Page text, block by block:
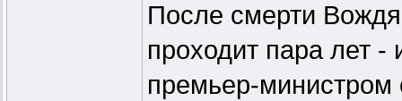
После смерти Вождя
проходит пара лет -
премьер-министром